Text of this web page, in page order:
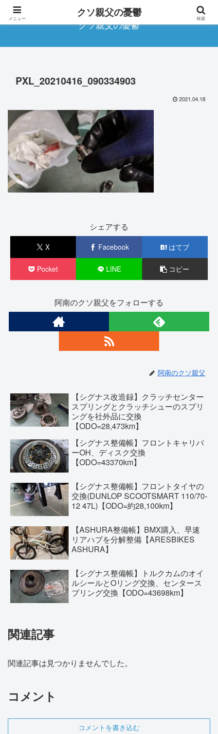
クソ親父の憂鬱
PXL_20210416_090334903
2021.04.18
シェアする
X Facebook はてブ
Pocket LINE コピー
阿南のクソ親父をフォローする
阿南のクソ親父
【シグナス改造録】クラッチセンター
スプリングとクラッチシューのスプリ
ングを社外品に交換
【ODO=28,473km】
【シグナス整備帳】フロントキャリパ
ーOH、ディスク交換
【ODO=43370km】
【シグナス整備帳】フロントタイヤの
交換(DUNLOP SCOOTSMART 110/70-
12 47L)【ODO=約28,100km】
【ASHURA整備帳】BMX購入、早速
リアハブを分解整備【ARESBIKES
ASHURA】
【シグナス整備帳】トルクカムのオイ
ルシールとOリング交換、センタース
プリング交換【ODO=43698km】
関連記事
関連記事は見つかりませんでした。
コメント
コメントを書き込む
メニュー クソ親父の憂鬱 検索